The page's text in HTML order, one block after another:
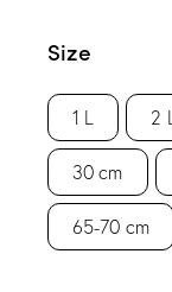
Size
1 L 2 L
30 cm
65-70 cm